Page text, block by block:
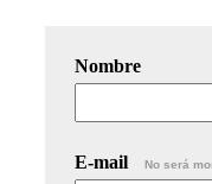
Nombre
E-mail No será